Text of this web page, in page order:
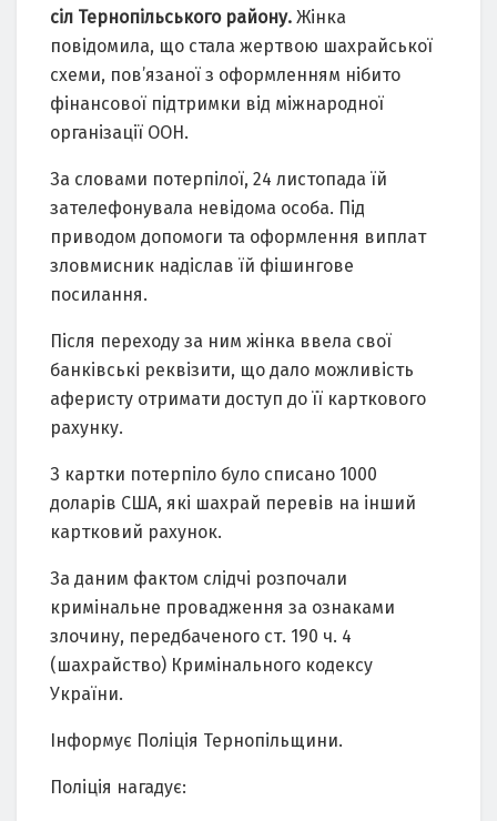
сіл Тернопільського району. Жінка
повідомила, що стала жертвою шахрайської
схеми, пов’язаної з оформленням нібито
фінансової підтримки від міжнародної
організації ООН.
За словами потерпілої, 24 листопада їй
зателефонувала невідома особа. Під
приводом допомоги та оформлення виплат
зловмисник надіслав їй фішингове
посилання.
Після переходу за ним жінка ввела свої
банківські реквізити, що дало можливість
аферисту отримати доступ до її карткового
рахунку.
З картки потерпіло було списано 1000
доларів США, які шахрай перевів на інший
картковий рахунок.
За даним фактом слідчі розпочали
кримінальне провадження за ознаками
злочину, передбаченого ст. 190 ч. 4
(шахрайство) Кримінального кодексу
України.
Інформує Поліція Тернопільщини.
Поліція нагадує: